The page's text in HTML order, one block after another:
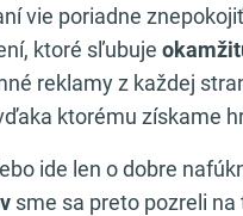
vie poriadne
ktoré sľubuje
reklamy z každej
ktorému získame
ide len o dobre
sme sa preto pozreli